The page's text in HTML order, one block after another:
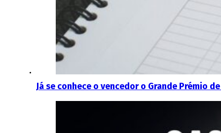
Já se conhece o vencedor o Grande Prémio